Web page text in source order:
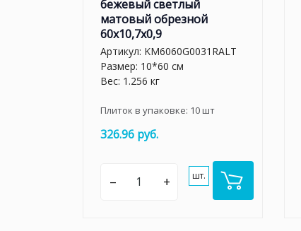
бежевый светлый
матовый обрезной
60x10,7x0,9
Артикул: KM6060G0031RALT
Размер: 10*60 см
Вес: 1.256 кг
Плиток в упаковке: 10шт
326.96 руб.
– + шт.